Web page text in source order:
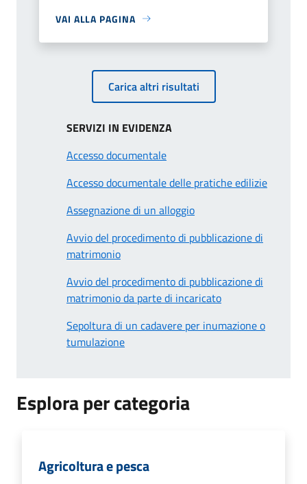
VAI ALLA PAGINA
Carica altri risultati
SERVIZI IN EVIDENZA
Accesso documentale
Accesso documentale delle pratiche edilizie
Assegnazione di un alloggio
Avvio del procedimento di pubblicazione di
matrimonio
Avvio del procedimento di pubblicazione di
matrimonio da parte di incaricato
Sepoltura di un cadavere per inumazione o
tumulazione
Esplora per categoria
Agricoltura e pesca